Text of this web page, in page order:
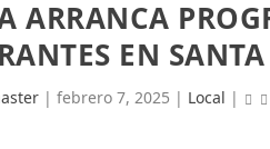
ARRANCA
EN
| febrero 7, 2025 | Local |